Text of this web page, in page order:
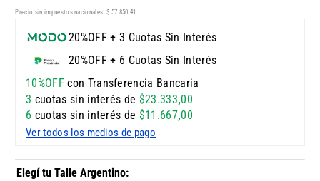
Precio sin impuestos nacionales: $ 57.850,41
20%OFF + 3 Cuotas Sin Interés
20%OFF + 6 Cuotas Sin Interés
10%OFFcon Transferencia Bancaria
3 cuotas sin interés de $23.333,00
6 cuotas sin interés de $11 .667,00
Ver todos los medios de pago